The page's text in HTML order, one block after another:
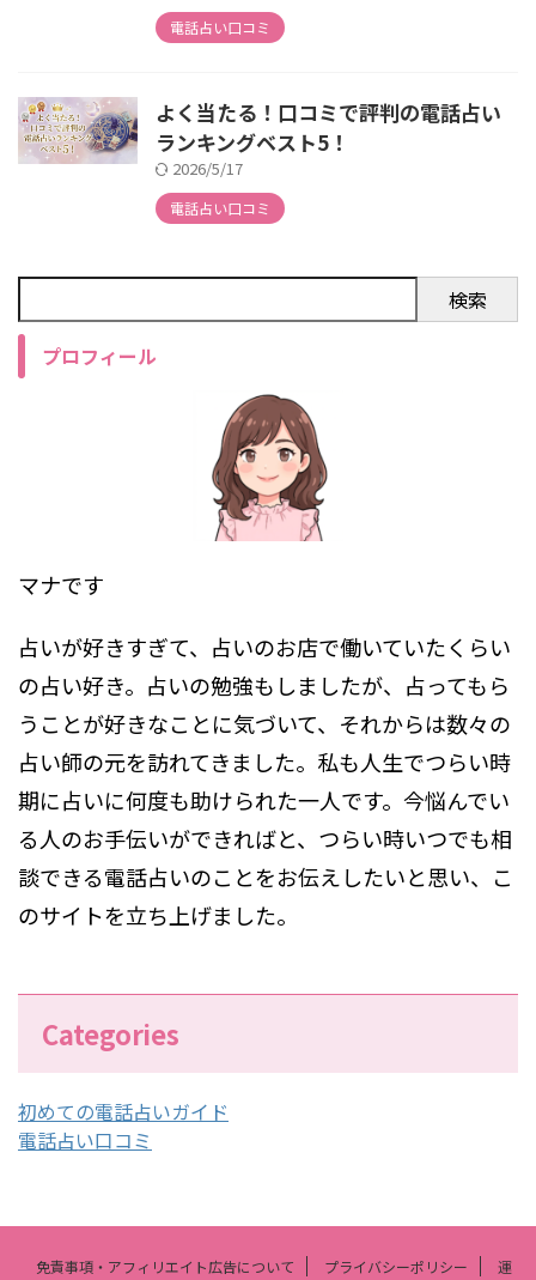
電話占い口コミ
よく当たる！口コミで評判の電話占い
ランキングベスト5！
2026/5/17
電話占い口コミ
検索
プロフィール
マナです
占いが好きすぎて、占いのお店で働いていたくらい
の占い好き。占いの勉強もしましたが、占ってもら
うことが好きなことに気づいて、それからは数々の
占い師の元を訪れてきました。私も人生でつらい時
期に占いに何度も助けられた一人です。今悩んでい
る人のお手伝いができればと、つらい時いつでも相
談できる電話占いのことをお伝えしたいと思い、こ
のサイトを立ち上げました。
Categories
初めての電話占いガイド
電話占い口コミ
免責事項・アフィリエイト広告について プライバシーポリシー 運